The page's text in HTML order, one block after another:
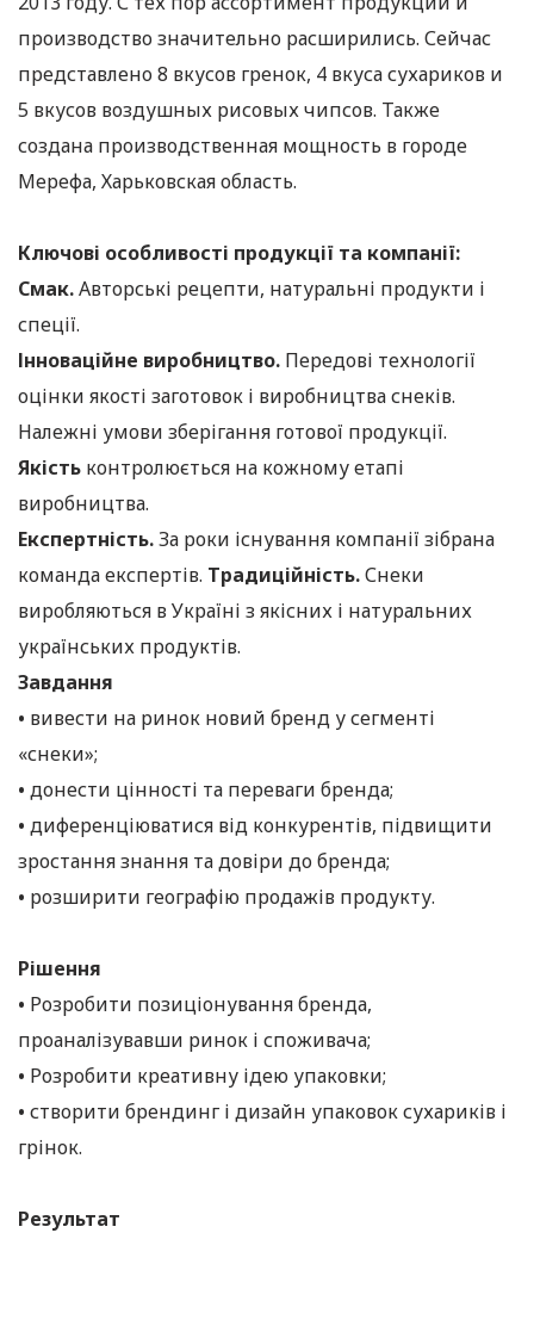
производство значительно расширились. Сейчас
представлено 8 вкусов гренок, 4 вкуса сухариков и
5 вкусов воздушных рисовых чипсов. Также
создана производственная мощность в городе
Мерефа, Харьковская область.
Ключові особливості продукції та компанії:
Смак.Авторські рецепти, натуральні продукти і
спеції.
Інноваційне виробництво. Передові технології
оцінки якості заготовок і виробництва снеків.
Належні умови зберігання готової продукції.
Якість контролюється на кожному етапі
виробництва.
Експертність.За роки існування компанії зібрана
команда експертів. Традиційність.Снеки
виробляються в Україні з якісних і натуральних
українських продуктів.
Завдання
• вивести на ринок новий бренд у сегменті
«снеки»;
• донести цінності та переваги бренда;
• диференціюватися від конкурентів, підвищити
зростання знання та довіри до бренда;
• розширити географію продажів продукту.
Рішення
• Розробити позиціонування бренда,
проаналізувавши ринок і споживача;
• Розробити креативну ідею упаковки;
• створити брендинг і дизайн упаковок сухариків і
грінок.
Результат